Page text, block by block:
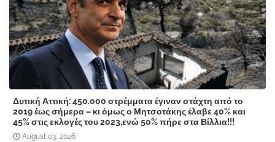
Δυτική Αττική: 450.000 στρέμματα έγιναν στάχτη από το
2019 έως σήμερα – κι όμως ο Μητσοτάκης έλαβε 40% και
45% στις εκλογές του 2023,ενώ 50% πήρε στα Βίλλια!!!
August 03, 2026